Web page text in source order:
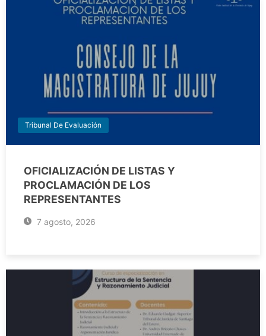
Tribunal De Evaluación
OFICIALIZACIÓN DE LISTAS Y
PROCLAMACIÓN DE LOS
REPRESENTANTES
7 agosto, 2026